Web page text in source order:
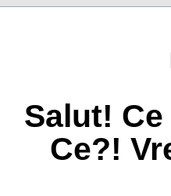
Salut!
Ce?!